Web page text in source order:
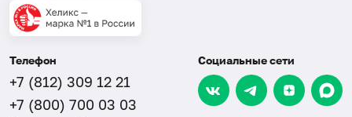
Телефон
+7 (812) 309 12 21
+7 (800) 700 03 03
Социальные сети